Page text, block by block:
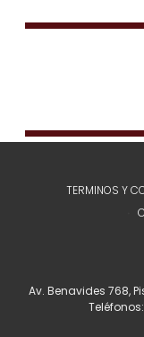
TERMINOS Y
Av. Benavides 768,
Teléfonos: